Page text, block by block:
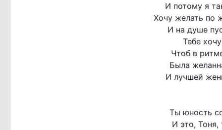
И потому я
Хочу желать по
И на душе
Тебе
Чтоб в
Была
И лучшей
Ты юность
И это,